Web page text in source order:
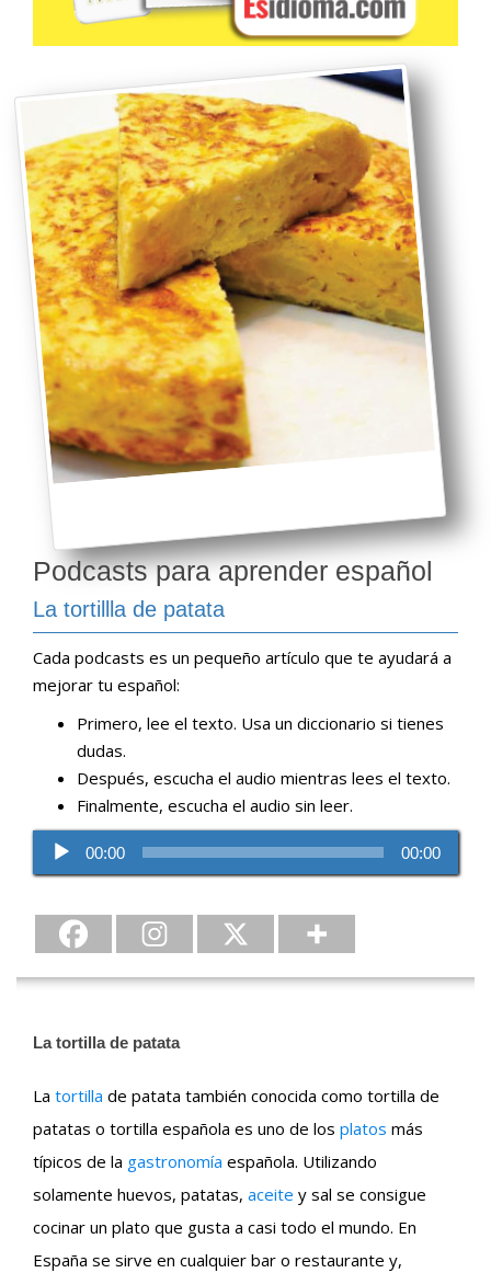
Podcasts para aprender español
La tortillla de patata
Cada podcasts es un pequeño artículo que te ayudará a
mejorar tu español:
Primero, lee el texto. Usa un diccionario si tienes
dudas.
Después, escucha el audio mientras lees el texto.
Finalmente, escucha el audio sin leer.
Reproductor
de
00:00 00:00
La tortilla de patata
La tortilla de patata también conocida como tortilla de
patatas o tortilla española es uno de los platos más
típicos de la gastronomía española. Utilizando
solamente huevos, patatas, aceite y sal se consigue
cocinar un plato que gusta a casi todo el mundo. En
España se sirve en cualquier bar o restaurante y,